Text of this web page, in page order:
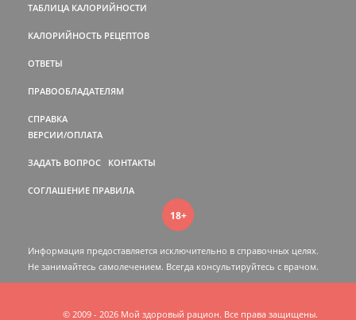
ТАБЛИЦА КАЛОРИЙНОСТИ
КАЛОРИЙНОСТЬ РЕЦЕПТОВ
ОТВЕТЫ
ПРАВООБЛАДАТЕЛЯМ
СПРАВКА
ВЕРСИИ/ОПЛАТА
ЗАДАТЬ ВОПРОС КОНТАКТЫ
СОГЛАШЕНИЕ ПРАВИЛА
18+
Информация предоставляется исключительно в справочных целях.
Не занимайтесь самолечением. Всегда консультируйтесь c врачом.
© 2009 - 2026 Мой здоровый рацион. Все права защищены.